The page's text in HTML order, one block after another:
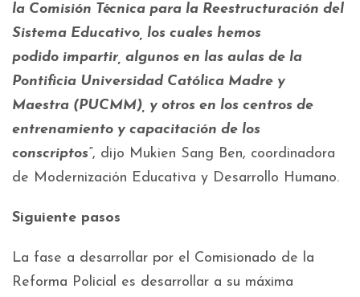
la Comisión Técnica para la Reestructuración del
Sistema Educativo, los cuales hemos
podido impartir, algunos en las aulas de la
Pontificia Universidad Católica Madre y
Maestra (PUCMM), y otros en los centros de
entrenamiento y capacitación de los
conscriptos”, dijo Mukien Sang Ben, coordinadora
de Modernización Educativa y Desarrollo Humano.
Siguiente pasos
La fase a desarrollar por el Comisionado de la
Reforma Policial es desarrollar a su máxima